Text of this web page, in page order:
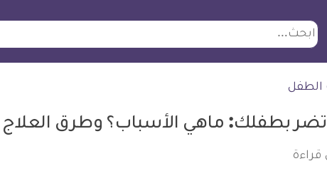
ابحث
بطفلك: ماهي الأسباب؟ وطرق العلاج
قراءة